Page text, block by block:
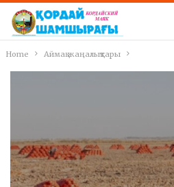
Home Аймақ жаңалықтары